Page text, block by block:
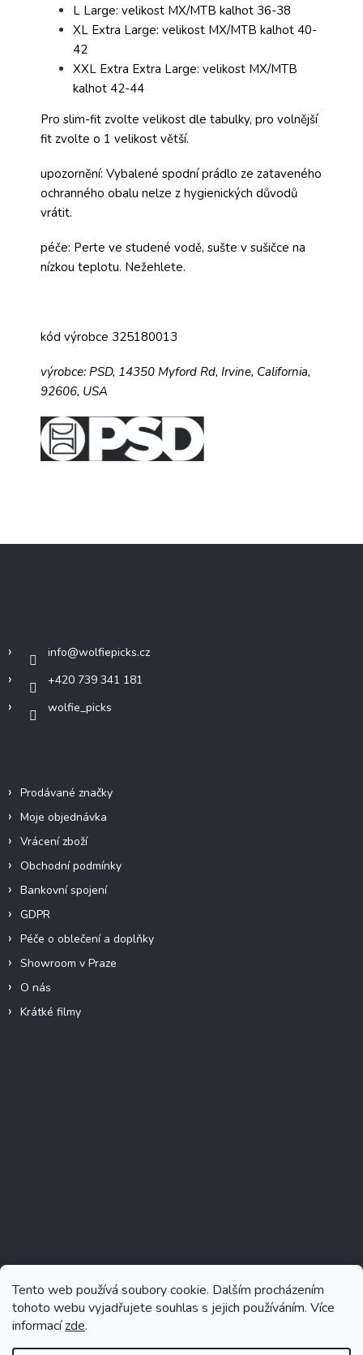
Tento web používá soubory cookie. Dalším procházením
tohoto webu vyjadřujete souhlas s jejich používáním. Více
informacízde.
L Large: velikost MX/MTB kalhot 36-38
XL Extra Large: velikost MX/MTB kalhot 40-
42
XXL Extra Extra Large: velikost MX/MTB
kalhot 42-44
Pro slim-fit zvolte velikost dle tabulky, pro volnější
fit zvolte o 1 velikost větší.
upozornění: Vybalené spodní prádlo ze zataveného
ochranného obalu nelze z hygienických důvodů
vrátit.
péče: Perte ve studené vodě, sušte v sušičce na
nízkou teplotu. Nežehlete.
kód výrobce 325180013
výrobce: PSD, 14350 Myford Rd, Irvine, California,
92606, USA
info@wolfiepicks.cz
+420 739 341 181
wolfie_picks
Prodávané značky
Moje objednávka
Vrácení zboží
Obchodní podmínky
Bankovní spojení
GDPR
Péče o oblečení a doplňky
Showroom v Praze
O nás
Krátké filmy
Sledovat na Instagramu